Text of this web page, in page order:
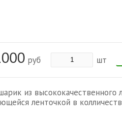
руб шт
из высококачественного
ленточкой в